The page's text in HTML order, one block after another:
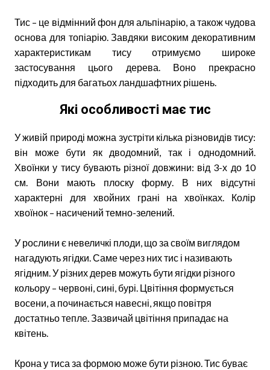
Тис – це відмінний фон для альпінарію, а також чудова
основа для топіарію. Завдяки високим декоративним
характеристикам тису отримуємо широке
застосування цього дерева. Воно прекрасно
підходить для багатьох ландшафтних рішень.
Які особливості має тис
У живій природі можна зустріти кілька різновидів тису:
він може бути як дводомний, так і однодомний.
Хвоїнки у тису бувають різної довжини: від 3-х до 10
см. Вони мають плоску форму. В них відсутні
характерні для хвойних грані на хвоїнках. Колір
хвоїнок – насичений темно-зелений.
У рослини є невеличкі плоди, що за своїм виглядом
нагадують ягідки. Саме через них тис і називають
ягідним. У різних дерев можуть бути ягідки різного
кольору – червоні, сині, бурі. Цвітіння формується
восени, а починається навесні, якщо повітря
достатньо тепле. Зазвичай цвітіння припадає на
квітень.
Крона у тиса за формою може бути різною. Тис буває